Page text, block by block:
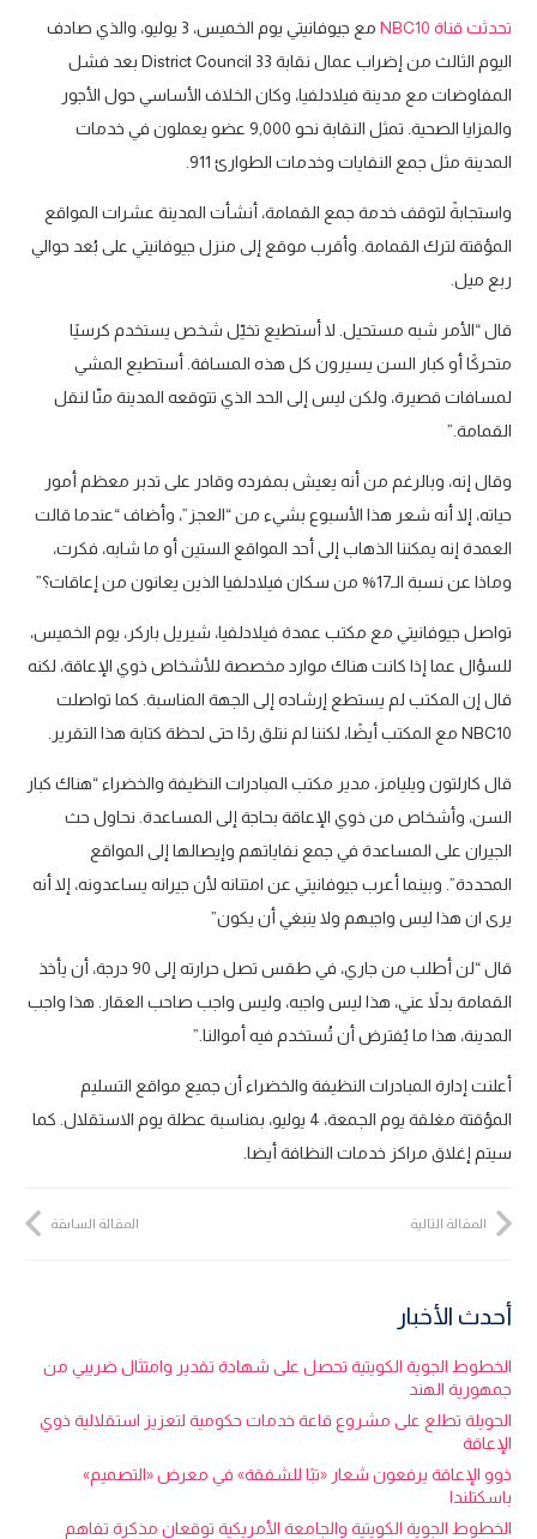
تحدثت قناة NBC10
مع جيوفانيتي يوم الخميس، 3 يوليو، والذي صادف
اليوم الثالث من إضراب عمال نقابة District Council 33 بعد فشل
المفاوضات مع مدينة فيلادلفيا، وكان الخلاف الأساسي حول الأجور
والمزايا الصحية. تمثل النقابة نحو 9,000 عضو يعملون في خدمات
المدينة مثل جمع النفايات وخدمات الطوارئ 911.
واستجابةً لتوقف خدمة جمع القمامة، أنشأت المدينة عشرات المواقع
المؤقتة لترك القمامة. وأقرب موقع إلى منزل جيوفانيتي على بُعد حوالي
ربع ميل.
قال “الأمر شبه مستحيل. لا أستطيع تخيّل شخص يستخدم كرسيًا
متحركًا أو كبار السن يسيرون كل هذه المسافة. أستطيع المشي
لمسافات قصيرة، ولكن ليس إلى الحد الذي تتوقعه المدينة منّا لنقل
القمامة.”
وقال إنه، وبالرغم من أنه يعيش بمفرده وقادر على تدبر معظم أمور
حياته، إلا أنه شعر هذا الأسبوع بشيء من “العجز”، وأضاف “عندما قالت
العمدة إنه يمكننا الذهاب إلى أحد المواقع الستين أو ما شابه، فكرت،
وماذا عن نسبة الـ17% من سكان فيلادلفيا الذين يعانون من إعاقات؟”
تواصل جيوفانيتي مع مكتب عمدة فيلادلفيا، شيريل باركر، يوم الخميس،
للسؤال عما إذا كانت هناك موارد مخصصة للأشخاص ذوي الإعاقة، لكنه
قال إن المكتب لم يستطع إرشاده إلى الجهة المناسبة. كما تواصلت
NBC10 مع المكتب أيضًا، لكننا لم نتلق ردًا حتى لحظة كتابة هذا التقرير.
قال كارلتون ويليامز، مدير مكتب المبادرات النظيفة والخضراء “هناك كبار
السن، وأشخاص من ذوي الإعاقة بحاجة إلى المساعدة. نحاول حث
الجيران على المساعدة في جمع نفاياتهم وإيصالها إلى المواقع
المحددة”. وبينما أعرب جيوفانيتي عن امتنانه لأن جيرانه يساعدونه، إلا أنه
يرى ان هذا ليس واجبهم ولا ينبغي أن يكون”
قال “لن أطلب من جاري، في طقس تصل حرارته إلى 90 درجة، أن يأخذ
القمامة بدلاً عني، هذا ليس واجبه، وليس واجب صاحب العقار. هذا واجب
المدينة، هذا ما يُفترض أن تُستخدم فيه أموالنا.”
أعلنت إدارة المبادرات النظيفة والخضراء أن جميع مواقع التسليم
المؤقتة مغلقة يوم الجمعة، 4 يوليو، بمناسبة عطلة يوم الاستقلال. كما
سيتم إغلاق مراكز خدمات النظافة أيضا.
المقالة السابقة المقالة التالية
أحدث الأخبار
الخطوط الجوية الكويتية تحصل على شهادة تقدير وامتثال ضريبي من
جمهورية الهند
الحويلة تطلع على مشروع قاعة خدمات حكومية لتعزيز استقلالية ذوي
الإعاقة
ذوو الإعاقة يرفعون شعار «تبًا للشفقة» في معرض «التصميم»
باسكتلندا
الخطوط الجوية الكويتية والجامعة الأمريكية توقعان مذكرة تفاهم